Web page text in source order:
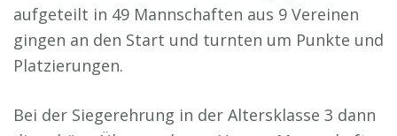
aufgeteilt in 49 Mannschaften aus 9 Vereinen
gingen an den Start und turnten um Punkte und
Platzierungen.
Bei der Siegerehrung in der Altersklasse 3 dann